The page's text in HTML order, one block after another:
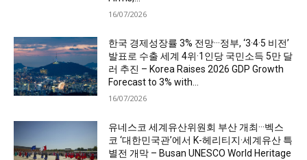
16/07/2026
한국 경제성장률 3% 전망···정부, ‘3·4·5 비전’
발표로 수출 세계 4위·1인당 국민소득 5만 달
러 추진 – Korea Raises 2026 GDP Growth
Forecast to 3% with...
16/07/2026
유네스코 세계유산위원회 부산 개최···벡스
코 ‘대한민국관’에서 K-헤리티지·세계유산 특
별전 개막 – Busan UNESCO World Heritage